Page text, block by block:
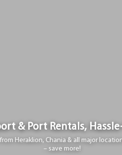
Hassle-Free
& all major locations. Book early